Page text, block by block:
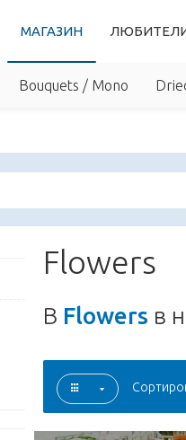
МАГАЗИН
Bouquets / Mono
Flowers
В Flowers в